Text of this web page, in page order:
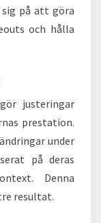
på att göra
och hålla
justeringar
prestation.
under
på deras
Denna
resultat.